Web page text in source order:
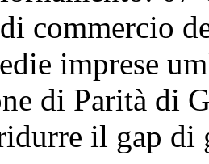
commercio
imprese
di Parità di
il gap